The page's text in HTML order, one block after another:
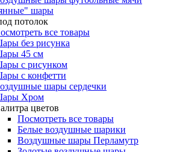
шары
потолок
все товары
без рисунка
45 см
с рисунком
с конфетти
шары сердечки
Хром
цветов
Посмотреть все товары
Белые воздушные шарики
Воздушные шары Перламутр